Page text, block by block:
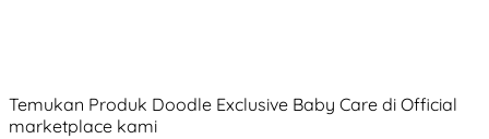
Temukan Produk Doodle Exclusive Baby Care di Official
marketplace kami